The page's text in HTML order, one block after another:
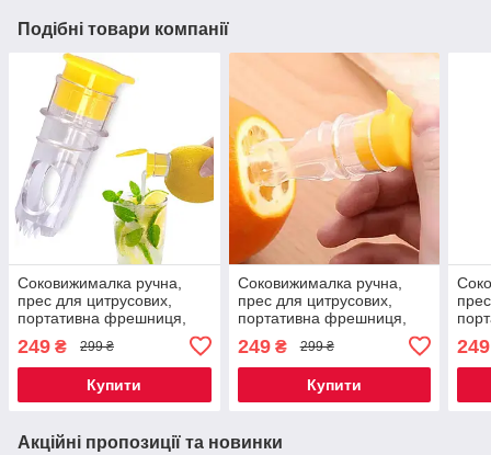
Подібні товари компанії
Соковижималка ручна,
прес для цитрусових,
портативна фрешниця,
фільтром Код 00-0662
249 ₴ 299 ₴
Купити
Соковижималка ручна,
прес для цитрусових,
портативна фрешниця,
фільтром Код 00-0664
249₴ 299 ₴
Купити
249
Акційні пропозиції та новинки